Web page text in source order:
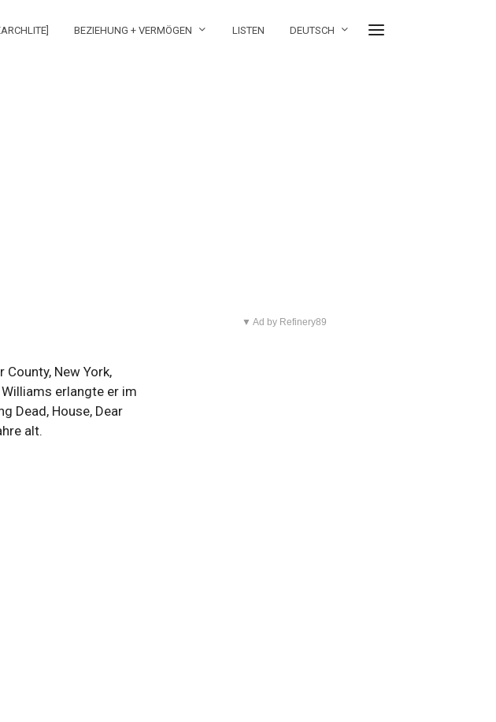
BEZIEHUNG + VERMÖGEN LISTEN DEUTSCH
New York,
erlangte er im
Dead, House, Dear
alt.
▼ Ad by Refinery89